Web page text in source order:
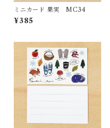
ミニカード 果実 MC34
¥385